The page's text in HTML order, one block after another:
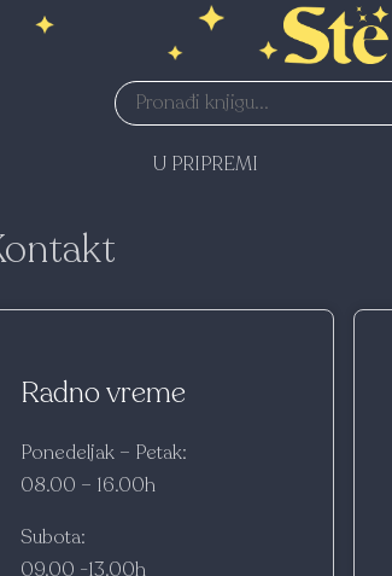
U PRIPREMI
Radno vreme
Ponedeljak – Petak:
08.00 – 16.00h
Subota:
09.00 -13.00h